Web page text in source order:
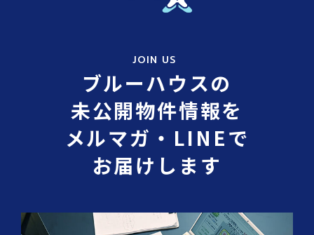
JOIN US
ブルーハウスの
未公開物件情報を
メルマガ・LINEで
お届けします